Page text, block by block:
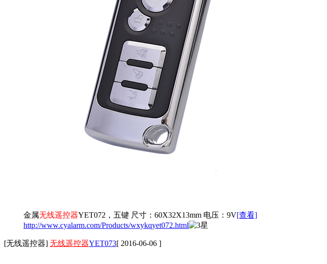
金属无线遥控器YET072，五键 尺寸：60X32X13mm 电压：9V[查看]
http://www.cyalarm.com/Products/wxykqyet072.html
[无线遥控器] 无线遥控器YET073[ 2016-06-06 ]